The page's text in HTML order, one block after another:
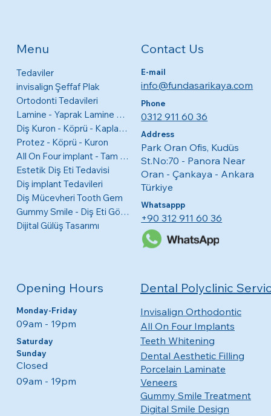
Menu
Tedaviler
invisalign Şeffaf Plak
Ortodonti Tedavileri
Lamine - Yaprak Lamine Diş Kaplamaları
Diş Kuron - Köprü - Kaplama
Protez - Köprü - Kuron
All On Four implant - Tam Ağız
Estetik Diş Eti Tedavisi
Diş implant Tedavileri
Diş Mücevheri Tooth Gem
Gummy Smile - Diş Eti Görünme Tedavisi
Dijital Gülüş Tasarımı
Contact Us
E-mail
info@fundasarikaya.com
Phone
0312 911 60 36
Address
Park Oran Ofis, Kudüs
St.No:70 - Panora Near
Oran - Çankaya - Ankara
Türkiye
Whatsappp
+90 312 911 60 36
Opening Hours
Monday-Friday
Sunday
09am - 19pm​​
​​Saturday
Closed
09am - 19pm
Dental Polyclinic
Invisalign Orthodontic
All On Four Implants
Teeth Whitening
Dental Aesthetic Filling
Porcelain Laminate
Veneers
Gummy Smile Treatment
Digital Smile Design